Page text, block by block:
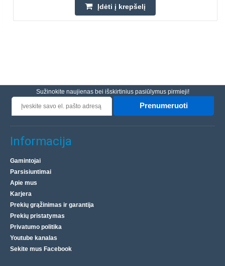
Įdėti į krepšelį
Sužinokite naujienas bei išskirtinius pasiūlymus pirmieji!
Prenumeruoti
Informacija
Gamintojai
Parsisiuntimai
Apie mus
Karjera
Prekių grąžinimas ir garantija
Prekių pristatymas
Privatumo politika
Youtube kanalas
Sekite mus Facebook